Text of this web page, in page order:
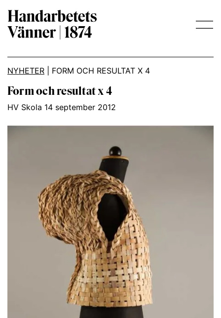
Main Navigation
NYHETER FORM OCH RESULTAT X 4
Form och resultat x 4
HV Skola 14 september 2012